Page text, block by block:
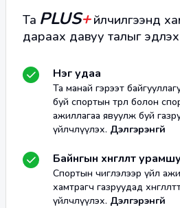
Та PLUS+ үйлчилгээнд
дараах давуу талыг
Нэг удаа
Та манай гэрээт
буй спортын төрөл болон
ажиллагаа явуулж буй
үйлчлүүлэх. Дэлгэрэнгүй
Байнгын хөнгөлөлт
Спортын чиглэлээр үйл
хамтрагч газруудад
үйлчлүүлэх. Дэлгэрэнгүй